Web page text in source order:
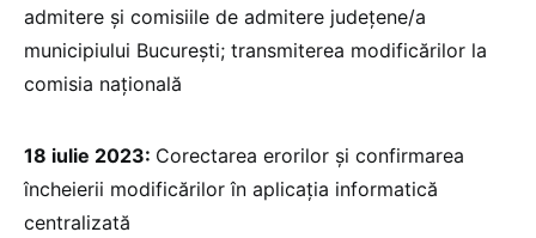
admitere și comisiile de admitere județene/a
municipiului București; transmiterea modificărilor la
comisia națională
18 iulie 2023: Corectarea erorilor și confirmarea
încheierii modificărilor în aplicația informatică
centralizată